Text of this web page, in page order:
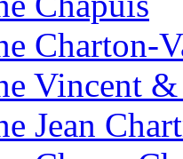
Charton-
Vincent
Jean